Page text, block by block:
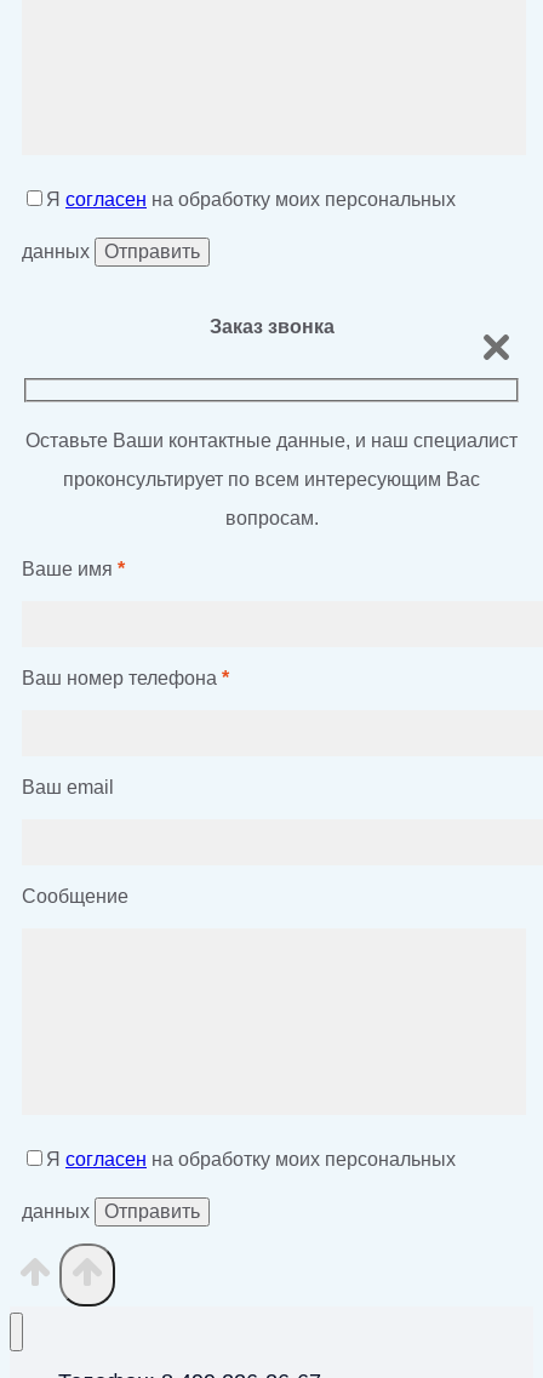
Я согласен на обработку моих персональных
данных
Заказ звонка
Оставьте Ваши контактные данные, и наш специалист
проконсультирует по всем интересующим Вас
вопросам.
Ваше имя *
Ваш номер телефона *
Ваш email
Сообщение
Я согласен на обработку моих персональных
данных